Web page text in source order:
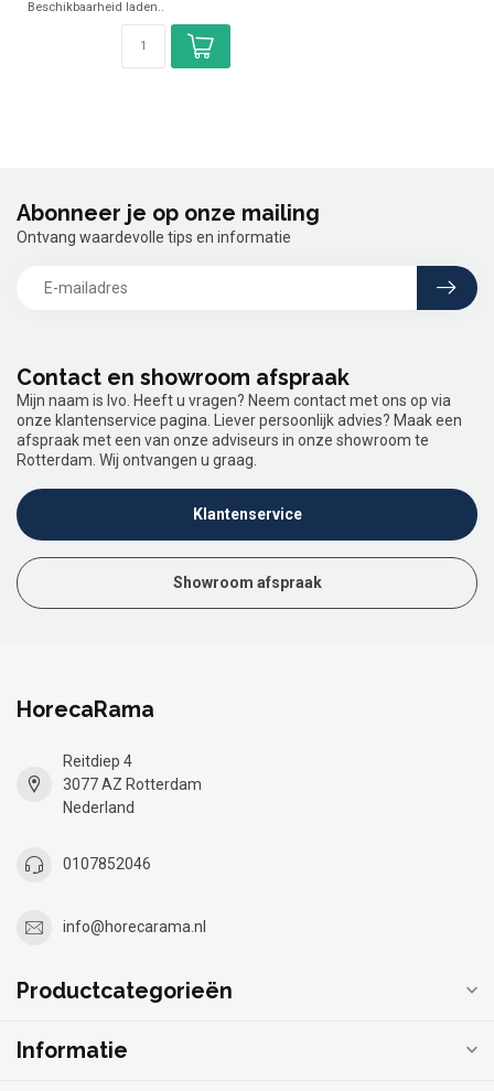
Beschikbaarheid laden..
Contact en showroom afspraak
Mijn naam is Ivo. Heeft u vragen? Neem contact met ons op via
onze klantenservice pagina. Liever persoonlijk advies? Maak een
afspraak met een van onze adviseurs in onze showroom te
Rotterdam. Wij ontvangen u graag.
Klantenservice
Showroom afspraak
Abonneer je op onze mailing
Ontvang waardevolle tips en informatie
HorecaRama
Reitdiep 4
3077 AZ Rotterdam
Nederland
0107852046
info@horecarama.nl
Productcategorieën
Informatie